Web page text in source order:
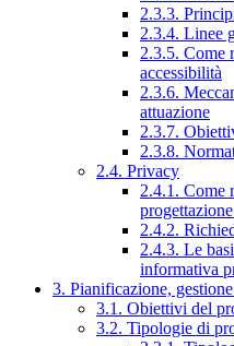
2.3.3.
2.3.4. Linee
2.3.5. Come
accessibilità
2.3.6.
attuazione
2.3.7.
2.3.8.
2.4. Privacy
2.4.1. Come
2.4.2.
2.4.3. Le
informativa
3. Pianificazione,
3.1. Obiettivi del
3.2. Tipologie di